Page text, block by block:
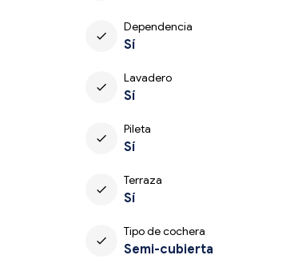
check
Dependencia
Sí
check
Lavadero
Sí
check
Pileta
Sí
check
Terraza
Sí
check
Tipo de cochera
Semi-cubierta